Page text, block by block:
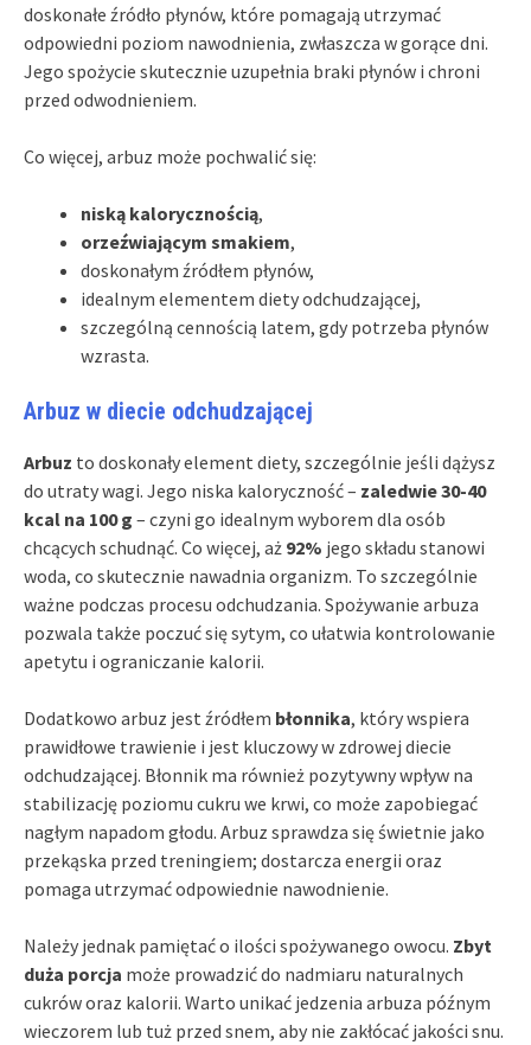
doskonałe źródło płynów, które pomagają utrzymać
odpowiedni poziom nawodnienia, zwłaszcza w gorące dni.
Jego spożycie skutecznie uzupełnia braki płynów i chroni
przed odwodnieniem.
Co więcej, arbuz może pochwalić się:
niską kalorycznością,
orzeźwiającym smakiem,
doskonałym źródłem płynów,
idealnym elementem diety odchudzającej,
szczególną cennością latem, gdy potrzeba płynów
wzrasta.
Arbuz w diecie odchudzającej
Arbuz to doskonały element diety, szczególnie jeśli dążysz
do utraty wagi. Jego niska kaloryczność – zaledwie 30-40
kcal na 100 g – czyni go idealnym wyborem dla osób
chcących schudnąć. Co więcej, aż 92% jego składu stanowi
woda, co skutecznie nawadnia organizm. To szczególnie
ważne podczas procesu odchudzania. Spożywanie arbuza
pozwala także poczuć się sytym, co ułatwia kontrolowanie
apetytu i ograniczanie kalorii.
Dodatkowo arbuz jest źródłem błonnika, który wspiera
prawidłowe trawienie i jest kluczowy w zdrowej diecie
odchudzającej. Błonnik ma również pozytywny wpływ na
stabilizację poziomu cukru we krwi, co może zapobiegać
nagłym napadom głodu. Arbuz sprawdza się świetnie jako
przekąska przed treningiem; dostarcza energii oraz
pomaga utrzymać odpowiednie nawodnienie.
Należy jednak pamiętać o ilości spożywanego owocu. Zbyt
duża porcja może prowadzić do nadmiaru naturalnych
cukrów oraz kalorii. Warto unikać jedzenia arbuza późnym
wieczorem lub tuż przed snem, aby nie zakłócać jakości snu.